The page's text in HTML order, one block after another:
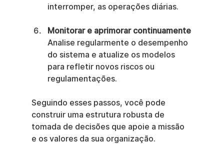
interromper, as operações diárias.
Monitorar e aprimorar continuamente
Analise regularmente o desempenho
do sistema e atualize os modelos
para refletir novos riscos ou
regulamentações.
Seguindo esses passos, você pode
construir uma estrutura robusta de
tomada de decisões que apoie a missão
e os valores da sua organização.